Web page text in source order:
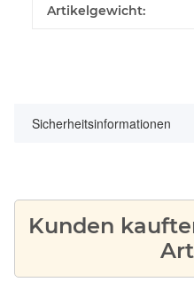
Produkteigenschaft
Wert
Artikelgewicht:
Sicherheitsinformationen
Kunden